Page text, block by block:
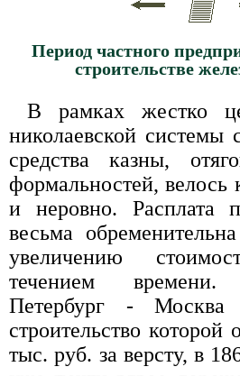
Период частного
строительстве
В рамках жестко
николаевской системы
средства казны,
формальностей, велось
и неровно. Расплата
весьма
увеличению
течением
Петербург - Москва
строительство
тыс. руб. за версту, в